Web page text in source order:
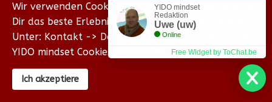
Wir verwenden Cookies, um sicherzustellen, dass wir
Dir das beste Erlebnis auf unserer Website bieten.
Unter: Kontakt -> Datenschutz erklären wir Dir, wie
YIDO mindset Cookies verwendet.
Ich akzeptiere
YIDO mindset
Redaktion
Uwe (uw)
Online
Free Widget by ToChat.be